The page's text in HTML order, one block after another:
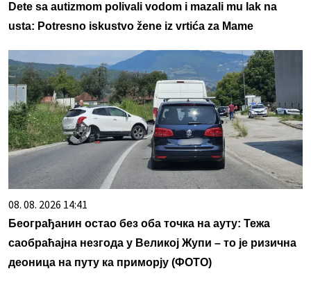
Dete sa autizmom polivali vodom i mazali mu lak na
usta: Potresno iskustvo žene iz vrtića za Mame
08. 08. 2026 14:41
Београђанин остао без оба точка на ауту: Тежа
саобраћајна незгода у Великој Жупи – то је ризична
деоница на путу ка приморју (ФОТО)